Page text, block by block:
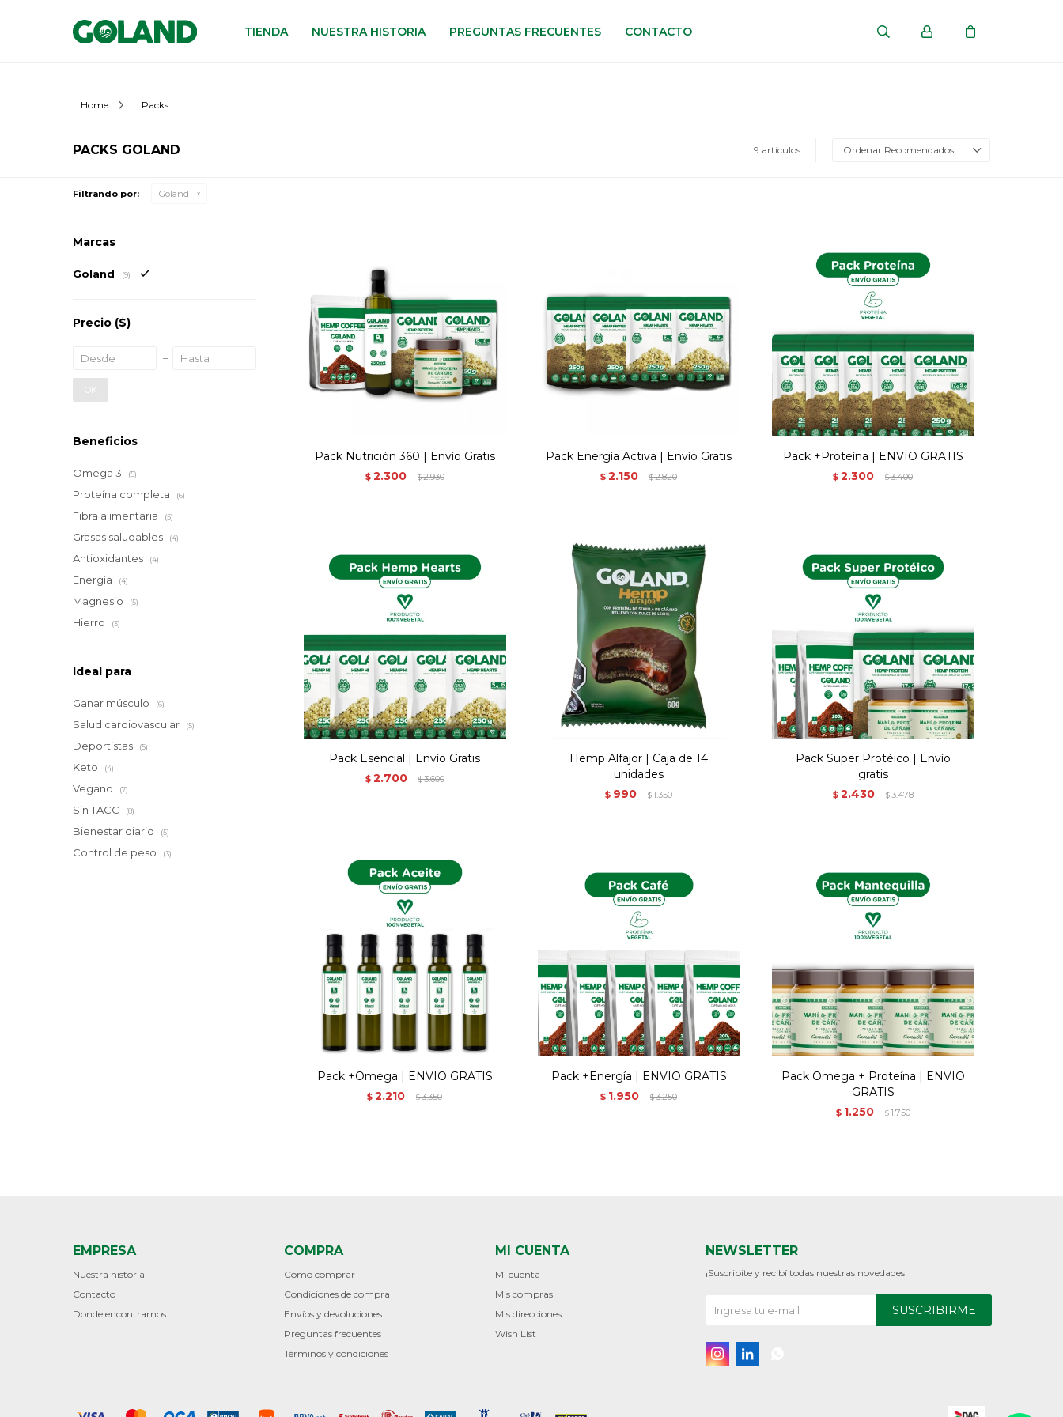
TIENDA NUESTRA HISTORIA PREGUNTAS FRECUENTES CONTACTO
Home Packs
PACKS GOLAND 9 artículos Recomendados
Filtrando por: Goland
Pack Nutrición 360 | Envío Gratis
$ 2.300 $2.930
Pack Energía Activa | Envío Gratis
$ 2.150 $2.820
Pack +Proteína | ENVIO GRATIS
$ 2.300 $3.400
Pack Esencial | Envío Gratis
$ 2.700 $3.600
Hemp Alfajor | Caja de 14
unidades
$ 990 $1.350
Pack Super Protéico | Envío
gratis
$ 2.430 $3.478
Pack +Omega | ENVIO GRATIS
$ 2.210 $3.350
Pack +Energía | ENVIO GRATIS
$ 1.950 $3.250
Pack Omega + Proteína | ENVIO
GRATIS
$ 1.250 $1.750
Marcas
Goland (9)
Precio ($)
OK
Beneficios
Omega 3 (5)
Proteína completa (6)
Fibra alimentaria (5)
Grasas saludables (4)
Antioxidantes (4)
Energía (4)
Magnesio (5)
Hierro (3)
Ideal para
Ganar músculo (6)
Salud cardiovascular (5)
Deportistas (5)
Keto (4)
Vegano (7)
Sin TACC (8)
Bienestar diario (5)
Control de peso (3)
EMPRESA
Nuestra historia
Contacto
Donde encontrarnos
COMPRA
Como comprar
Condiciones de compra
Envíos y devoluciones
Preguntas frecuentes
Términos y condiciones
MI CUENTA
Mi cuenta
Mis compras
Mis direcciones
Wish List
NEWSLETTER
¡Suscribite y recibí todas nuestras novedades!
SUSCRIBIRME
 